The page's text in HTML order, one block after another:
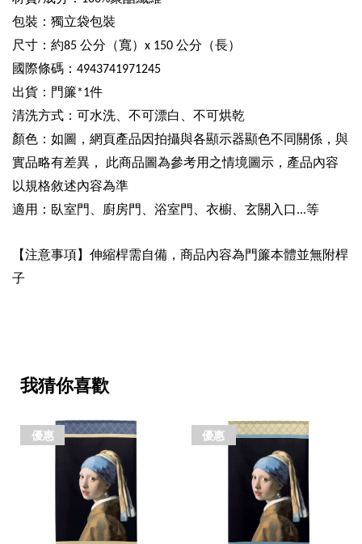
包裝：獨立袋包裝
尺寸：約85 公分（寬） x 150 公分（長）
國際條碼： 4943741971245
出貨：門簾*1件
清洗方式：可水洗、不可漂白、不可烘乾
顏色：如圖，網頁產品因拍攝與各顯示器顯色不同關係，與
實品略有差異，
此商品圖為參考用之情境圖示，產品內容
以規格敘述內容為準
適用：臥室門、廚房門、浴室門、衣櫥、玄關入口...等
【注意事項】伸縮桿需自備，商品內容為門簾本體並無附桿
子
我猜你喜歡
優惠 優惠